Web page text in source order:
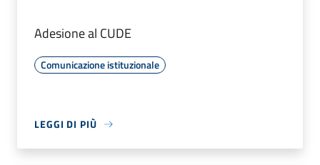
Adesione al CUDE
Comunicazione istituzionale
LEGGI DI PIÙ